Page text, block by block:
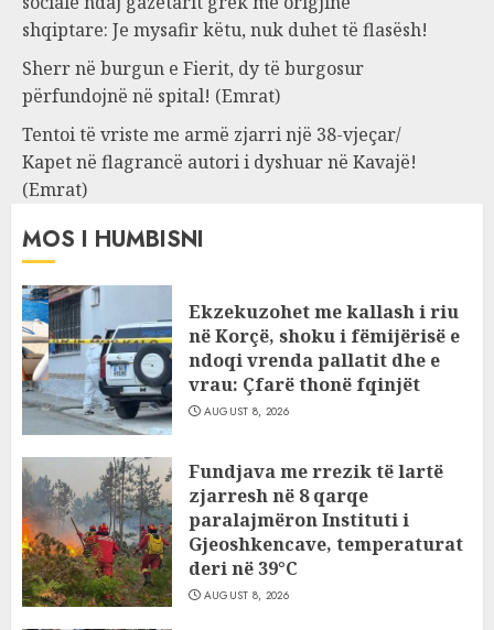
shqiptare: Je mysafir këtu, nuk duhet të flasësh!
Sherr në burgun e Fierit, dy të burgosur
përfundojnë në spital! (Emrat)
Tentoi të vriste me armë zjarri një 38-vjeçar/
Kapet në flagrancë autori i dyshuar në Kavajë!
(Emrat)
MOS I HUMBISNI
Ekzekuzohet me kallash i riu
në Korçë, shoku i fëmijërisë e
ndoqi vrenda pallatit dhe e
vrau: Çfarë thonë fqinjët
AUGUST 8, 2026
Fundjava me rrezik të lartë
zjarresh në 8 qarqe
paralajmëron Instituti i
Gjeoshkencave, temperaturat
deri në 39°C
AUGUST 8, 2026